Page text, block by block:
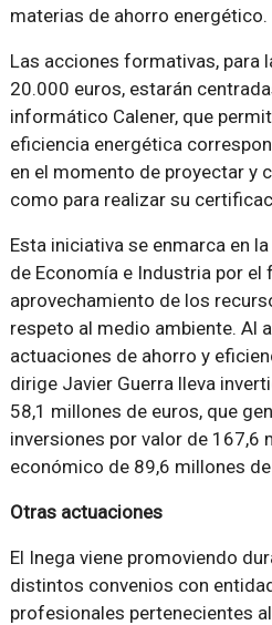
materias de ahorro energético.
Las acciones formativas, para
20.000 euros, estarán
informático Calener, que
eficiencia energética
en el momento de proyectar y
como para realizar su
Esta iniciativa se enmarca en
de Economía e Industria por
aprovechamiento de los
respeto al medio ambiente. Al
actuaciones de ahorro y
dirige Javier Guerra lleva
58,1 millones de euros, que
inversiones por valor de 167,6
económico de 89,6 millones
Otras actuaciones
El Inega viene promoviendo
distintos convenios con
profesionales pertenecientes